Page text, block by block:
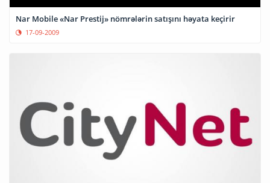
Nar Mobile «Nar Prestij» nömrələrin satışını həyata keçirir
17-09-2009